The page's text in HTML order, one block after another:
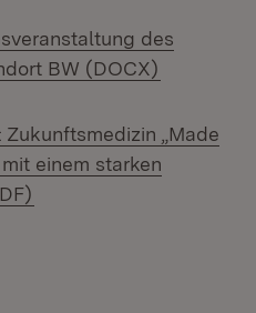
des
BW (DOCX)
„Made
einem starken